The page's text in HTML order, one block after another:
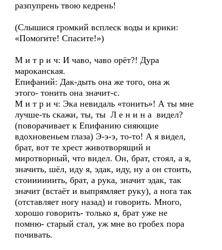
разпупрень твою кедрень!
(Слышися громкий всплеск воды и крики:
«Помогите! Спасите!»)
М и т р и ч: И чаво, чаво орёт?! Дура
мароканская.
Епифаний: Дак-дыть она же того, она ж
этого- тонить она значит-с.
М и т р и ч: Эка невидаль «тонить»! А ты мне
лучше-ть скажи, ты, ты Л е н и н а видел?
(поворачивает к Епифанию сияющие
вдохновеньем глаза) Э-э-э, то-то! А я видел,
брат, вот те хрест животворящий и
миротворный, что видел. Он, брат, стоял, а я,
значить, шёл, иду я, эдак, иду, ну а он стоить,
стоиииииить, брат, а рука, значит эдак, так
значит (встаёт и выпрямляет руку), а нога так
(отставляет ногу назад) и говорить. Много,
хорошо говорить- только я, брат уже не
помню- старый стал, уж мне во гробех пора
почивать.